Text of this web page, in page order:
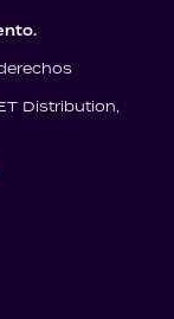
Distribution,